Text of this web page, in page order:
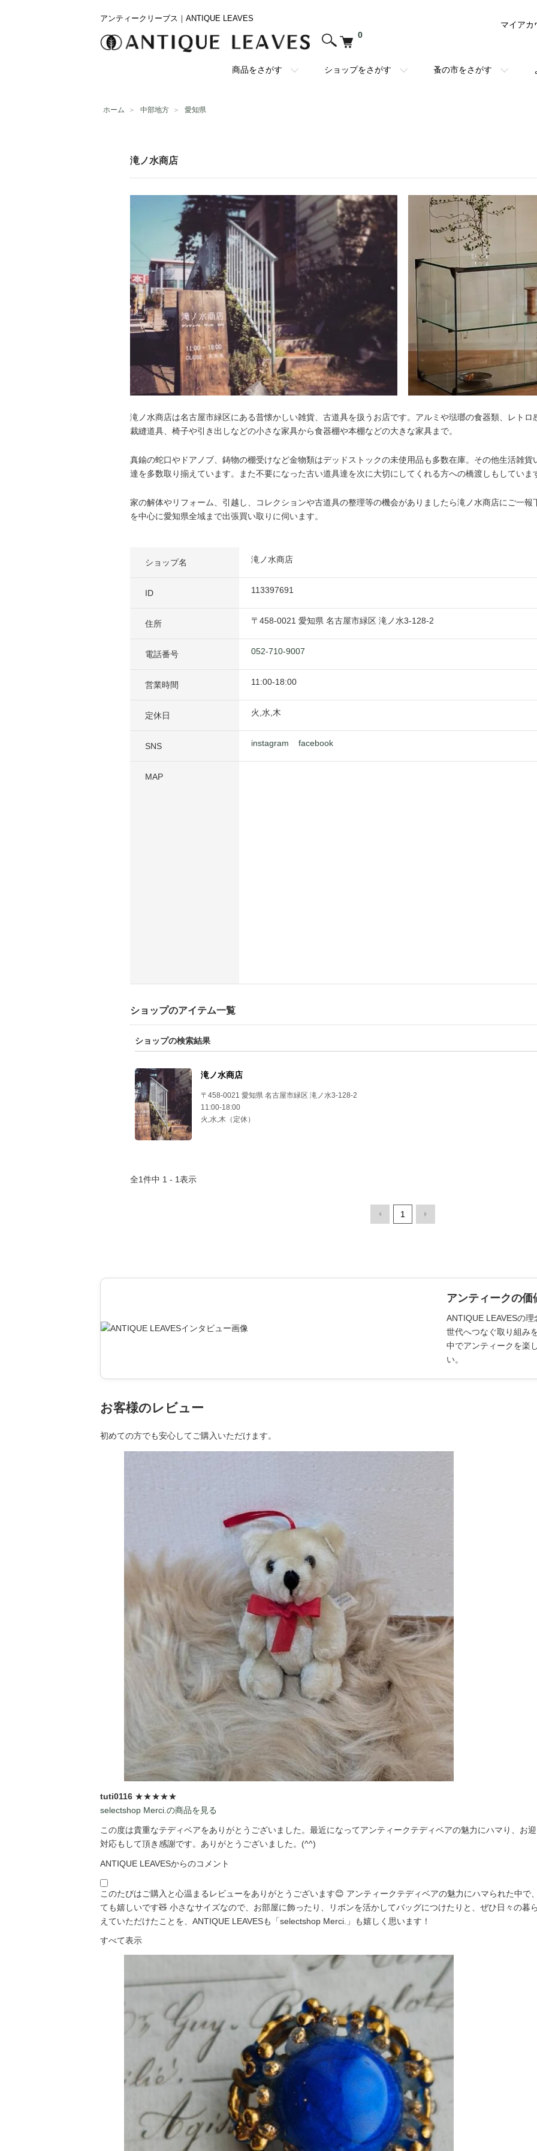
アンティークリーブス｜ANTIQUE LEAVES
0
商品をさがす ショップをさがす 蚤の市をさがす
マイアカ
ホーム ＞ 中部地方 ＞ 愛知県
滝ノ水商店
滝ノ水商店は名古屋市緑区にある昔懐かしい雑貨、古道具を扱うお店です。アルミや琺瑯の食器類、レト
裁縫道具、椅子や引き出しなどの小さな家具から食器棚や本棚などの大きな家具まで。
真鍮の蛇口やドアノブ、鋳物の棚受けなど金物類はデッドストックの未使用品も多数在庫。その他生活雑
達を多数取り揃えています。また不要になった古い道具達を次に大切にしてくれる方への橋渡しもしていま
家の解体やリフォーム、引越し、コレクションや古道具の整理等の機会がありましたら滝ノ水商店にご一
を中心に愛知県全域まで出張買い取りに伺います。
ショップ名 滝ノ水商店
ID 113397691
住所 〒 458-0021 愛知県 名古屋市緑区 滝ノ水3-128-2
電話番号 052-710-9007
営業時間 11:00-18:00
定休日 火,水,木
SNS instagram facebook
MAP
ショップのアイテム一覧
ショップの検索結果
滝ノ水商店
〒458-0021 愛知県 名古屋市緑区 滝ノ水3-128-2
11:00-18:00
火,水,木（定休）
全1件中 1 - 1表示
1
アンティークの価
ANTIQUE LEAVESの
世代へつなぐ取り組み
中でアンティークを楽
い。
お客様のレビュー
初めての方でも安心してご購入いただけます。
tuti0116 ★★★★★
selectshop Merci.の商品を見る
この度は貴重なテディベアをありがとうございました。最近になってアンティークテディベアの魅力にハマり、お
対応もして頂き感謝です。ありがとうございました。(^^)
ANTIQUE LEAVESからのコメント
このたびはご購入と心温まるレビューをありがとうございます😊 アンティークテディベアの魅力にハマられた中で
ても嬉しいです🧸 小さなサイズなので、お部屋に飾ったり、リボンを活かしてバッグにつけたりと、ぜひ日々の暮
えていただけたことを、ANTIQUE LEAVESも「selectshop Merci.」も嬉しく思います！
すべて表示